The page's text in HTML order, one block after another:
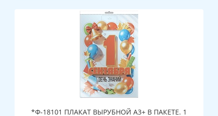
*Ф-18101 ПЛАКАТ ВЫРУБНОЙ А3+ В ПАКЕТЕ. 1